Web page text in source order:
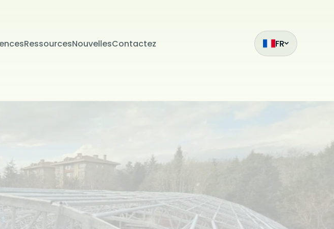
RessourcesNouvellesContactez FR
ilkelerindendir. Bu Çerez
sırasında size kişiselleştirilmiş bir
deneyiminizi iyileştirmek için
kolaylığına katkıda bulunabilir. Çerez
Çerezleri silebilir ya da
etkileyebileceğini
değiştirmediğiniz sürece bu sitede